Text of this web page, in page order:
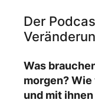
Der
Was
morgen?
und mit